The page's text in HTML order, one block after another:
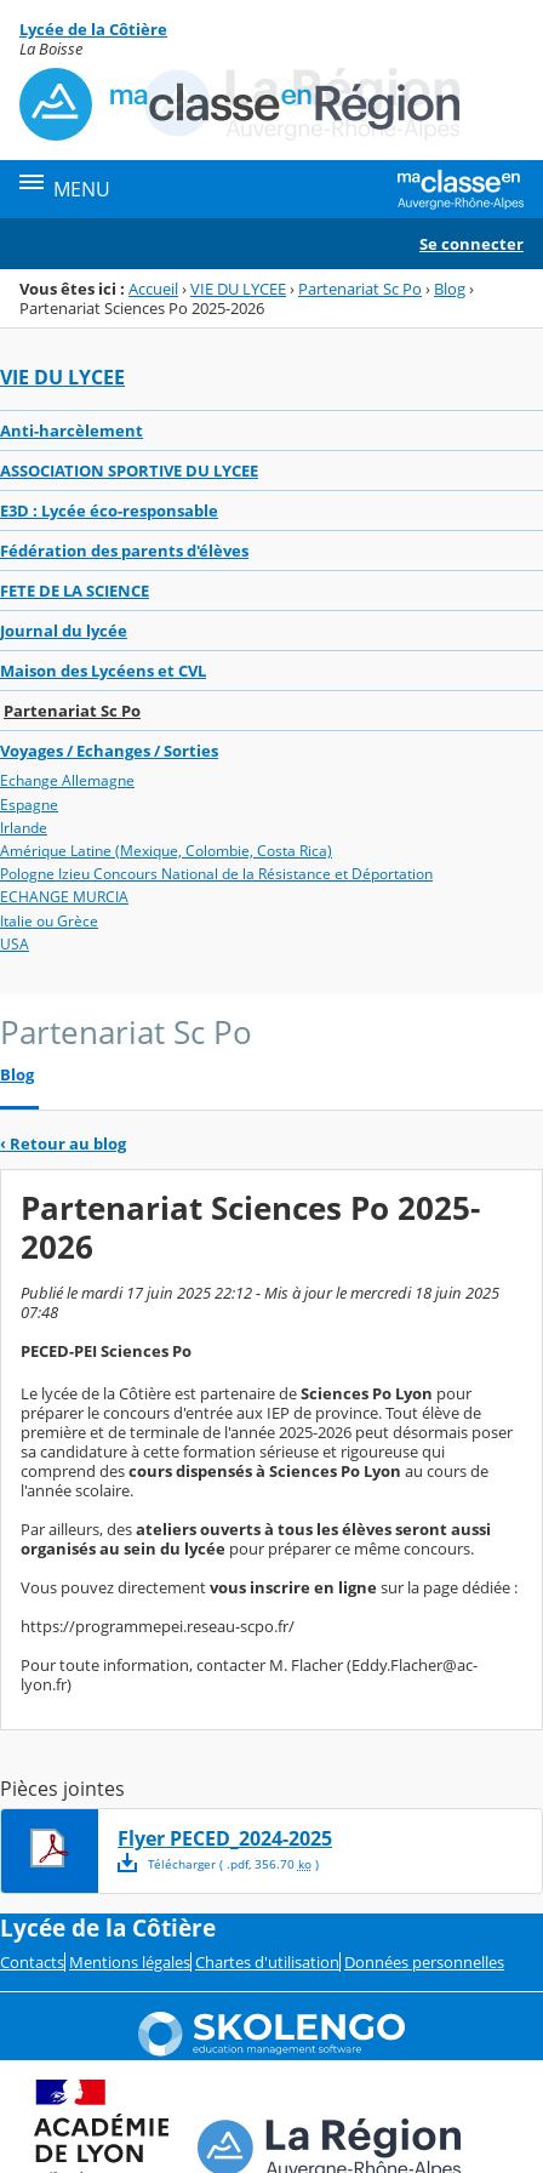
Menu de la rubrique
Contenu
Lycée de la Côtière
La Boisse
MENU
Se connecter
Vous êtes ici : Accueil›VIE DU LYCEE› Partenariat Sc Po › Blog›
Partenariat Sciences Po 2025-2026
VIE DU LYCEE
Anti-harcèlement
ASSOCIATION SPORTIVE DU LYCEE
E3D : Lycée éco-responsable
Fédération des parents d'élèves
FETE DE LA SCIENCE
Journal du lycée
Maison des Lycéens et CVL
Partenariat Sc Po
Voyages / Echanges / Sorties
Echange Allemagne
Espagne
Irlande
Amérique Latine (Mexique, Colombie, Costa Rica)
Pologne Izieu Concours National de la Résistance et Déportation
ECHANGE MURCIA
Italie ou Grèce
USA
Partenariat Sc Po
Blog
‹ Retour au blog
Partenariat Sciences Po 2025-
2026
Publié le mardi 17 juin 2025 22:12 - Mis à jour le mercredi 18 juin 2025
07:48
PECED-PEI Sciences Po
Le lycée de la Côtière est partenaire deSciences Po Lyon pour
préparer le concours d'entrée aux IEP de province. Tout élève de
première et de terminale de l'année 2025-2026 peut désormais poser
sa candidature à cette formation sérieuse et rigoureuse qui
comprend descours dispensés à Sciences Po Lyon au cours de
l'année scolaire.
Par ailleurs, desateliers ouverts à tous les élèves seront aussi
organisés au sein du lycée pour préparer ce même concours.
Vous pouvez directementvous inscrire en lignesur la page dédiée :
https://programmepei.reseau-scpo.fr/
Pour toute information, contacter M. Flacher (Eddy.Flacher@ac-
lyon.fr)
Pièces jointes
Flyer PECED_2024-2025
Télécharger( .pdf, 356.70 ko)
Lycée de la Côtière
Contacts Mentions légales Chartes d'utilisation Données personnelles